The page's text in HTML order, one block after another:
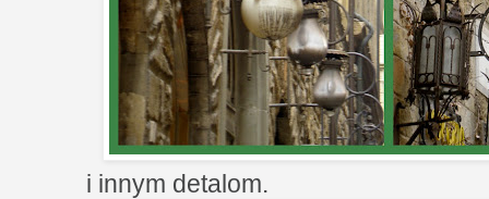
i innym detalom.